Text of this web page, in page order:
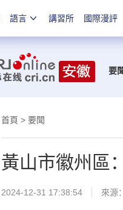
語言 講習所 國際漫評
要
首頁 > 要聞
黃山市徽州區
2024-12-31 17:38:54 來源